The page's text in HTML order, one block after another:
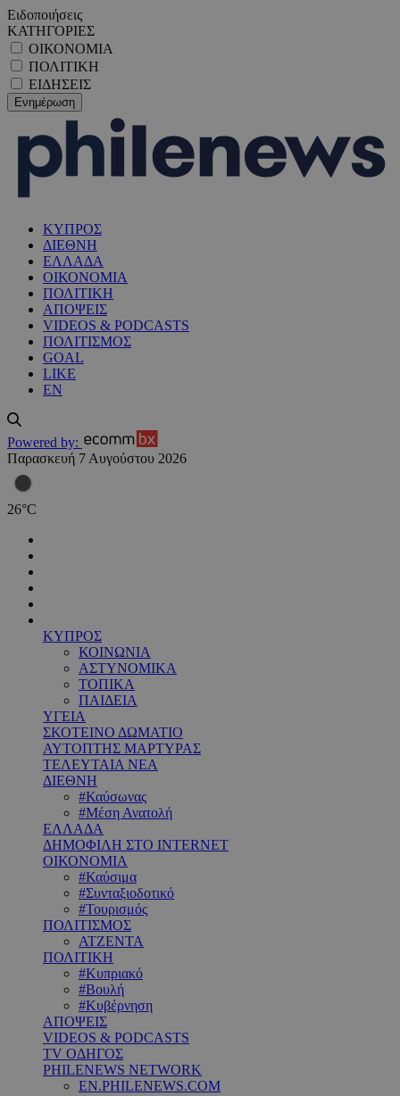
Ειδοποιήσεις
ΚΑΤΗΓΟΡΙΕΣ
ΟΙΚΟΝΟΜΙΑ
ΠΟΛΙΤΙΚΗ
ΕΙΔΗΣΕΙΣ
ΚΥΠΡΟΣ
ΔΙΕΘΝΗ
ΕΛΛΑΔΑ
ΟΙΚΟΝΟΜΙΑ
ΠΟΛΙΤΙΚΗ
ΑΠΟΨΕΙΣ
VIDEOS & PODCASTS
ΠΟΛΙΤΙΣΜΟΣ
GOAL
LIKE
EN
Powered by:
Παρασκευή 7 Αυγούστου 2026
26°C
ΚΥΠΡΟΣ
ΚΟΙΝΩΝΙΑ
ΑΣΤΥΝΟΜΙΚΑ
ΤΟΠΙΚΑ
ΠΑΙΔΕΙΑ
ΥΓΕΙΑ
ΣΚΟΤΕΙΝΟ ΔΩΜΑΤΙΟ
ΑΥΤΟΠΤΗΣ ΜΑΡΤΥΡΑΣ
ΤΕΛΕΥΤΑΙΑ ΝΕΑ
ΔΙΕΘΝΗ
#Καύσωνας
#Μέση Ανατολή
ΕΛΛΑΔΑ
ΔΗΜΟΦΙΛΗ ΣΤΟ INTERNET
ΟΙΚΟΝΟΜΙΑ
#Καύσιμα
#Συνταξιοδοτικό
#Τουρισμός
ΠΟΛΙΤΙΣΜΟΣ
ΑΤΖΕΝΤΑ
ΠΟΛΙΤΙΚΗ
#Κυπριακό
#Βουλή
#Κυβέρνηση
ΑΠΟΨΕΙΣ
VIDEOS & PODCASTS
TV ΟΔΗΓΟΣ
PHILENEWS NETWORK
EN.PHILENEWS.COM